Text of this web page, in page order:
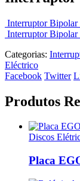
Interruptor Bipolar
Interruptor
Categorias:
Eléctrico
Facebook Twitter
Produtos
Discos
Placa